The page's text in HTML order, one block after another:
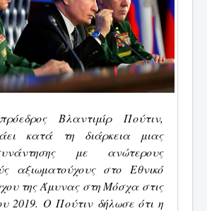
Βλαντιμίρ Πούτιν,
κατά τη διάρκεια μιας
με ανώτερους
αξιωματούχους στο Εθνικό
της Άμυνας στη Μόσχα στις
2019. Ο Πούτιν δήλωσε ότι η